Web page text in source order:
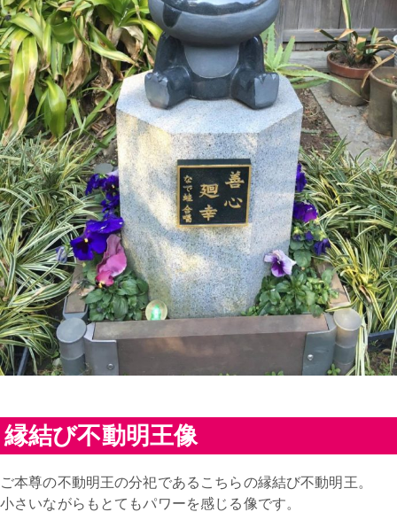
縁結び不動明王像
ご本尊の不動明王の分祀であるこちらの縁結び不動明王。
小さいながらもとてもパワーを感じる像です。